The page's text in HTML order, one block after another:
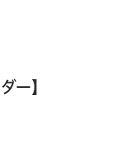
ー】